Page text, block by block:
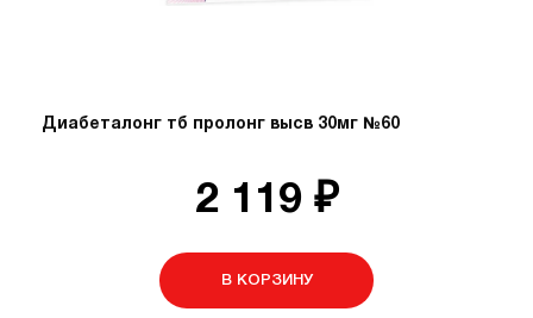
Диабеталонг тб пролонг высв 30мг №60
2 119 ₽
В КОРЗИНУ